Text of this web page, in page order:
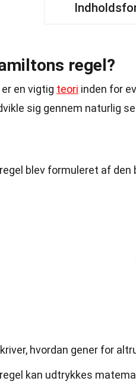
regel?
en vigtig teori inden for
sig gennem naturlig
blev formuleret af den
hvordan gener for
kan udtrykkes